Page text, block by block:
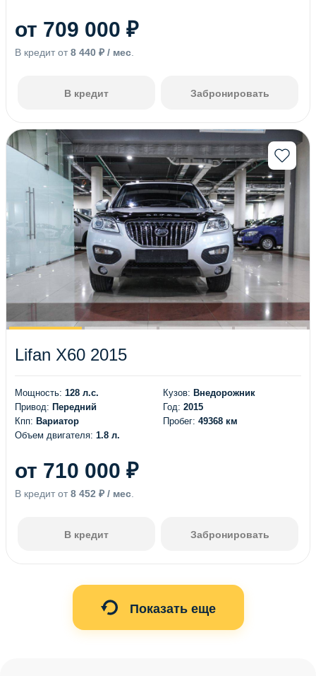
от 709 000 ₽
В кредит от 8 440 ₽ / мес
В кредит Забронировать
Lifan X60 2015
Мощность: 128 л.с.
Привод: Передний
Кпп: Вариатор
Объем двигателя: 1.8 л.
Кузов: Внедорожник
Год: 2015
Пробег: 49368 км
от 710 000 ₽
В кредит от 8 452 ₽ / мес.
В кредит Забронировать
Показать еще